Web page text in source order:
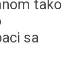
tako
sa